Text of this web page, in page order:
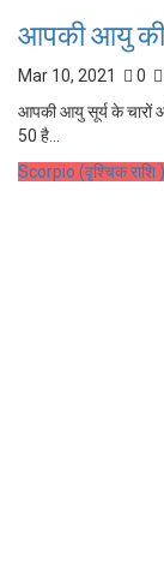
आपकी आयु की
Mar 10, 2021 0
आपकी आयु सूर्य के
50 है...
Scorpio (वृश्चिक राशि )